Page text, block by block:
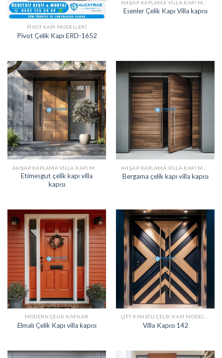
PIVOT KAPI MODELLERI
Pivot Çelik Kapı ERD-1652
Esenler Çelik Kapı Villa kapısı
Etimesgut çelik kapı villa
kapısı
Bergama çelik kapı villa kapısı
MODERN ÇELIK KAPILAR
Elmalı Çelik Kapı villa kapısı Villa Kapısı 142